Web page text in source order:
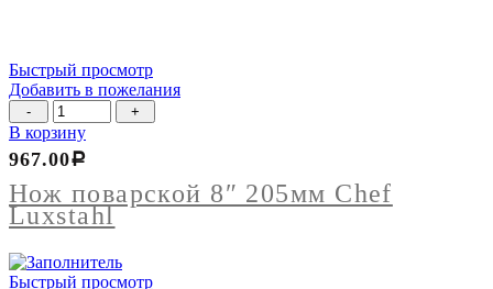
Быстрый просмотр
Добавить в пожелания
Количество
товара
Нож
поварской
8"
205мм
Chef
В корзину
Нож поварской 8″ 205мм Chef
Luxstahl
967.00Р
Быстрый просмотр